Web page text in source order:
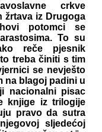
crkve
žrtava iz Drugoga
potomci se
To su
reče pjesnik
treba činiti s tim
se nevješto
na blagoj padini u
nacionalni pisac
knjige iz trilogije
pravo da sutra
sljedećoj